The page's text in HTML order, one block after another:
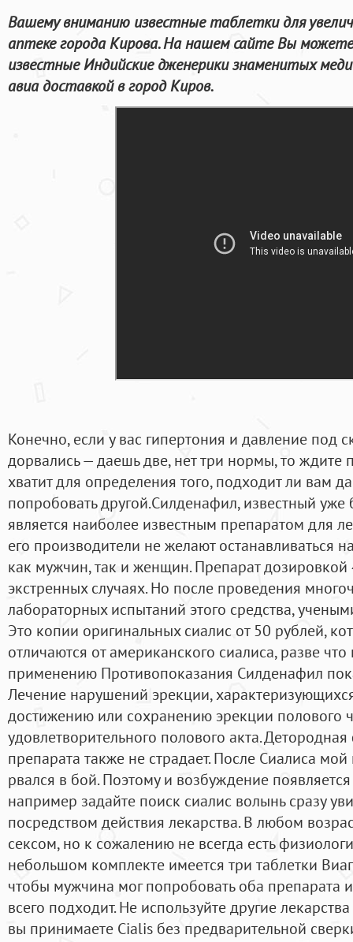
Вашему вниманию известные таблетки для
аптеке города Кирова. На нашем сайте Вы
известные Индийские дженерики знаменитых
авиа доставкой в город Киров.
Конечно, если у вас гипертония и давление под
дорвались — даешь две, нет три нормы, то ждите
хватит для определения того, подходит ли вам
попробовать другой.Силденафил, известный уже
является наиболее известным препаратом для
его производители не желают останавливаться
как мужчин, так и женщин. Препарат дозировкой
экстренных случаях. Но после проведения
лабораторных испытаний этого средства,
Это копии оригинальных сиалис от 50 рублей,
отличаются от американского сиалиса, разве
применению Противопоказания Силденафил
Лечение нарушений эрекции,
достижению или сохранению эрекции полового
удовлетворительного полового акта.
препарата также не страдает. После Сиалиса
рвался в бой. Поэтому и возбуждение
например задайте поиск сиалис волынь сразу
посредством действия лекарства. В любом
сексом, но к сожалению не всегда есть
небольшом комплекте имеется три таблетки
чтобы мужчина мог попробовать оба препарата
всего подходит. Не используйте другие
вы принимаете Cialis без предварительной